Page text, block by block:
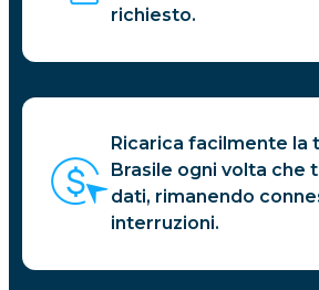
richiesto.
Ricarica facilmente la
Brasile ogni volta che
dati, rimanendo
interruzioni.